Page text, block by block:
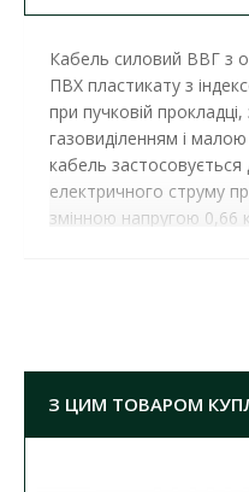
Кабель силовий ВВГ з
ПВХ пластикату з
при пучковій
газовиділенням і
кабель застосовується
електричного струму
змінною напругою 0,66
де потрібне
прокладці в мережах.
З ЦИМ ТОВАРОМ